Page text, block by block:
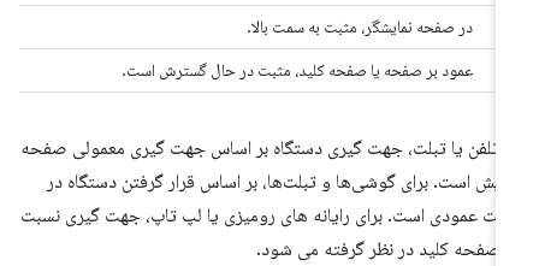
در صفحه نمایشگر، مثبت به سمت بالا.
عمود بر صفحه یا صفحه کلید، مثبت در حال گسترش است.
تلفن یا تبلت، جهت گیری دستگاه بر اساس جهت گیری معمولی صفحه
است. برای گوشی‌ها و تبلت‌ها، بر اساس قرار گرفتن دستگاه در
عمودی است. برای رایانه های رومیزی یا لپ تاپ، جهت گیری نسبت
صفحه کلید در نظر گرفته می شود.